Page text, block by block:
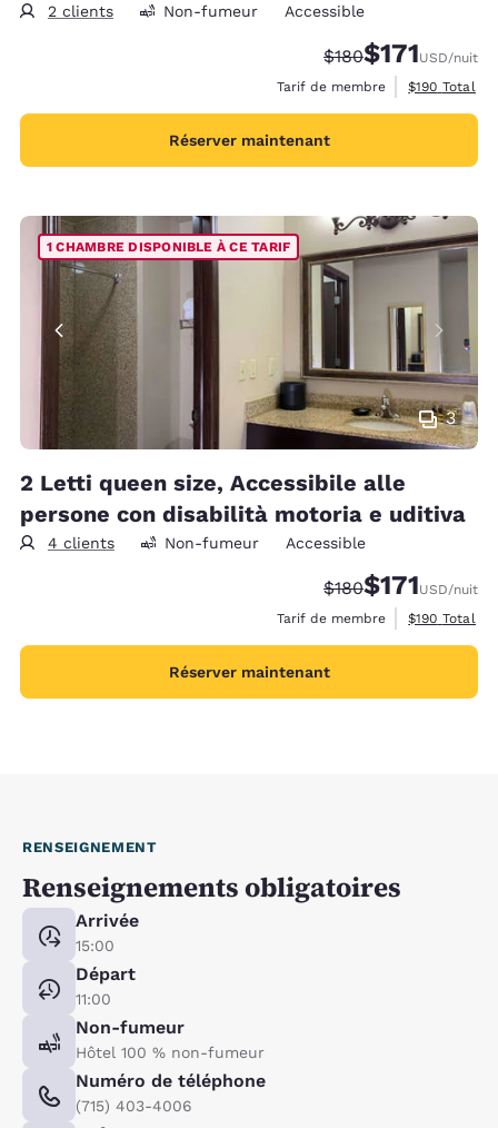
2 clients Non-fumeur Accessible
Tarif barré :
$180Tarif réduit :
$171USD/nuit
Tarif de membre
Afficher les
$190 Total
Réserver maintenant
3
1 CHAMBRE DISPONIBLE À CE TARIF
2 Letti queen size, Accessibile alle
persone con disabilità motoria e uditiva
4 clients Non-fumeur Accessible
Tarif barré :
$180Tarif réduit :
$171USD/nuit
Tarif de membre
Afficher les
$190 Total
Réserver maintenant
RENSEIGNEMENT
Renseignements obligatoires
Arrivée
15:00
Départ
11:00
Non-fumeur
Hôtel 100 % non-fumeur
Numéro de téléphone
(715) 403-4006